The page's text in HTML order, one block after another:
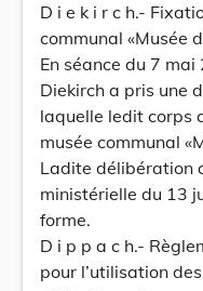
D i e k i r c h.-
communal «Musée
En séance du 7
Diekirch a pris une
laquelle ledit corps
musée communal
Ladite délibération
ministérielle du 13
forme.
D i p p a c h.-
pour l’utilisation